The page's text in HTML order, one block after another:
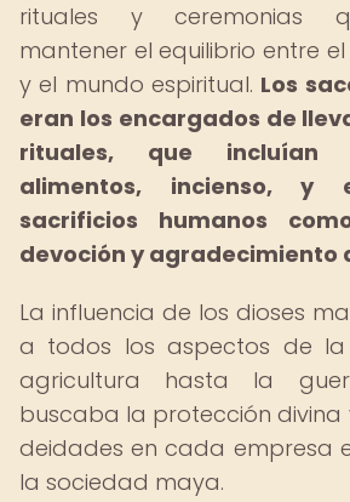
rituales y ceremonias
mantener el equilibrio entre
y el mundo espiritual. Los
eran los encargados de
rituales, que incluían
alimentos, incienso, y
sacrificios humanos
devoción y agradecimiento
La influencia de los dioses
a todos los aspectos de
agricultura hasta la
buscaba la protección divina
deidades en cada empresa
la sociedad maya.